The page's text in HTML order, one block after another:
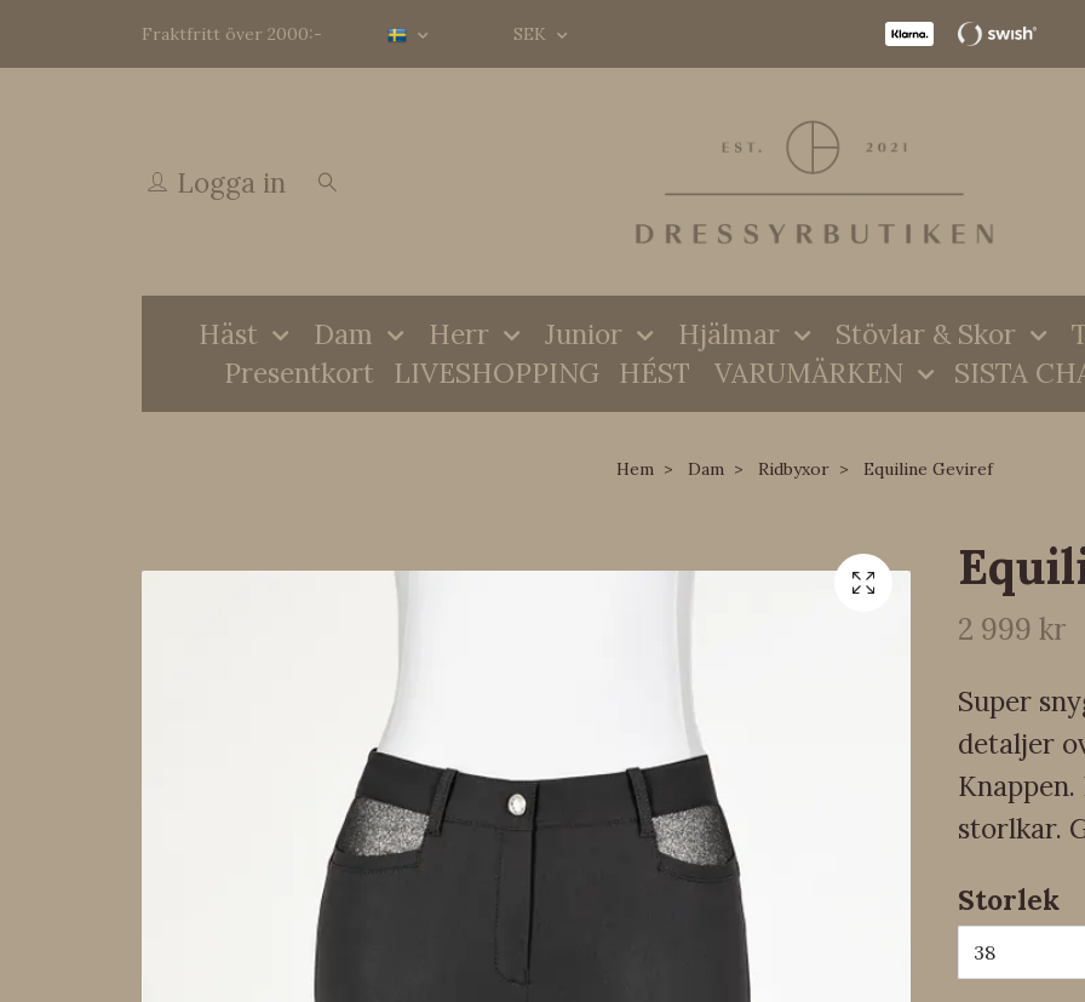
Fraktfritt över 2000:- SEK
Logga in
Häst Dam Herr Junior Hjälmar Stövlar & Skor
Presentkort
LIVESHOPPING HÉST VARUMÄRKEN SISTA
Hem Dam Ridbyxor Equiline Geviref
2 999 kr
Super
detaljer
storlkar.
Storlek
38